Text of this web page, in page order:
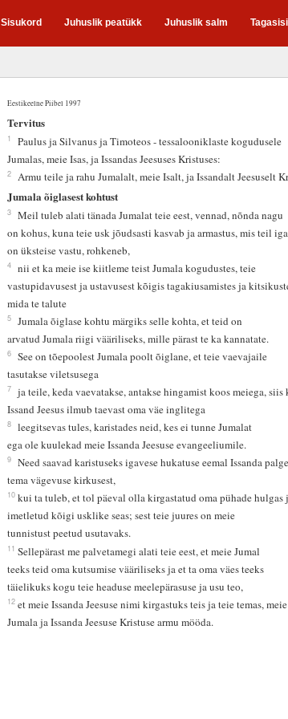
Sisukord Juhuslik peatükk Juhuslik salm
Eestikeelne Piibel 1997
Tervitus
1
Paulus ja Silvanus ja Timoteos - tessalooniklaste kogudusele
Jumalas, meie Isas, ja Issandas Jeesuses Kristuses:
2 Armu teile ja rahu Jumalalt, meie Isalt, ja Issandalt Jeesuselt
Jumala õiglasest kohtust
3 Meil tuleb alati tänada Jumalat teie eest, vennad, nõnda nagu
on kohus, kuna teie usk jõudsasti kasvab ja armastus, mis teil
on üksteise vastu, rohkeneb,
4 nii et ka meie ise kiitleme teist Jumala kogudustes, teie
vastupidavusest ja ustavusest kõigis tagakiusamistes ja
mida te talute
5 Jumala õiglase kohtu märgiks selle kohta, et teid on
arvatud Jumala riigi vääriliseks, mille pärast te ka kannatate.
6 See on tõepoolest Jumala poolt õiglane, et teie vaevajaile
tasutakse viletsusega
7 ja teile, keda vaevatakse, antakse hingamist koos meiega, siis
Issand Jeesus ilmub taevast oma väe inglitega
8 leegitsevas tules, karistades neid, kes ei tunne Jumalat
ega ole kuulekad meie Issanda Jeesuse evangeeliumile.
9 Need saavad karistuseks igavese hukatuse eemal Issanda
tema vägevuse kirkusest,
10 kui ta tuleb, et tol päeval olla kirgastatud oma pühade hulgas
imetletud kõigi usklike seas; sest teie juures on meie
tunnistust peetud usutavaks.
11 Sellepärast me palvetamegi alati teie eest, et meie Jumal
teeks teid oma kutsumise vääriliseks ja et ta oma väes teeks
täielikuks kogu teie headuse meelepärasuse ja usu teo,
12 et meie Issanda Jeesuse nimi kirgastuks teis ja teie temas, meie
Jumala ja Issanda Jeesuse Kristuse armu mööda.